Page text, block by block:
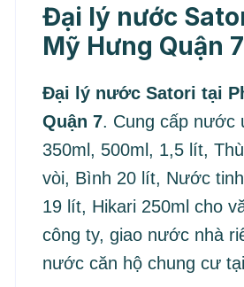
Đại lý nước
Mỹ Hưng Quận 7
Đại lý nước Satori tại
Quận 7. Cung cấp nước
350ml, 500ml, 1,5 lít,
vòi, Bình 20 lít, Nước
19 lít, Hikari 250ml cho
công ty, giao nước nhà
nước căn hộ chung cư